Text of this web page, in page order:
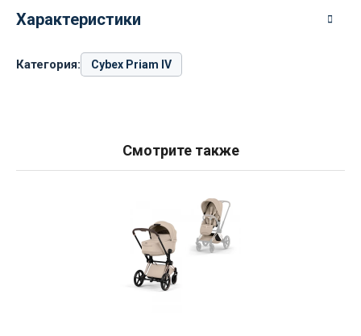
Характеристики
Категория: Cybex Priam IV
Смотрите также